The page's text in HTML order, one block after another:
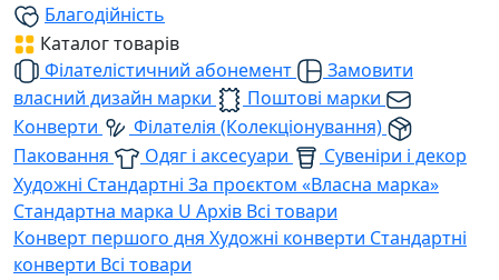
Благодійність
Каталог товарів
Філателістичний абонемент
Замовити
власний дизайн марки
Поштові марки
Конверти
Філателія (Колекціонування)
Паковання
Одяг і аксесуари
Сувеніри і декор
Художні Стандартні За проєктом «Власна марка»
Стандартна марка U Архів Всі товари
Конверт першого дня Художні конверти Стандартні
конверти Всі товари